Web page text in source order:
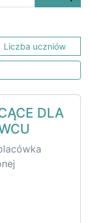
Liczba uczniów
DLA